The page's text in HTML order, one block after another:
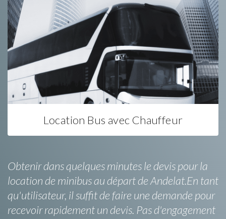
Location Bus avec Chauffeur
Obtenir dans quelques minutes le devis pour la
location de minibus au départ de Andelat.En tant
qu'utilisateur, il suffit de faire une demande pour
recevoir rapidement un devis. Pas d'engagement